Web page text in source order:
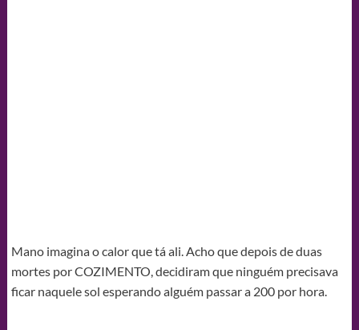
Mano imagina o calor que tá ali. Acho que depois de duas
mortes por COZIMENTO, decidiram que ninguém precisava
ficar naquele sol esperando alguém passar a 200 por hora.